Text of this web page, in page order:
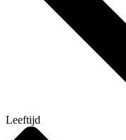
Leeftijd